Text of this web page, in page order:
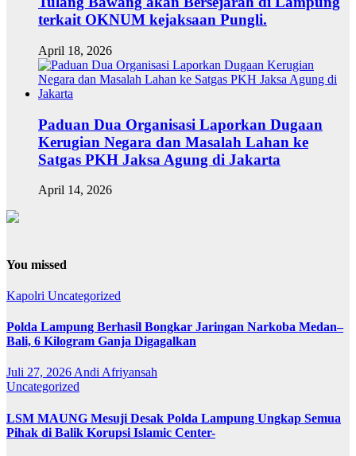
terkait OKNUM kejaksaan Pungli.
April 18, 2026
Paduan Dua Organisasi Laporkan Dugaan
Kerugian Negara dan Masalah Lahan ke
Satgas PKH Jaksa Agung di Jakarta
April 14, 2026
You missed
Kapolri Uncategorized
Polda Lampung Berhasil Bongkar Jaringan Narkoba Medan–
Bali, 6 Kilogram Ganja Digagalkan
Juli 27, 2026Andi Afriyansah
Uncategorized
LSM MAUNG Mesuji Desak Polda Lampung Ungkap Semua
Pihak di Balik Korupsi Islamic Center-